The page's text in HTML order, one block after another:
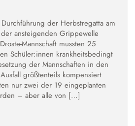
der Herbstregatta am
ansteigenden Grippewelle
Mannschaft mussten 25
Schüler:innen krankheitsbedingt
der Mannschaften in den
größtenteils kompensiert
nur zwei der 19 eingeplanten
– aber alle von […]